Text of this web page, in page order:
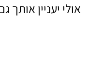
אולי יעניין אותך